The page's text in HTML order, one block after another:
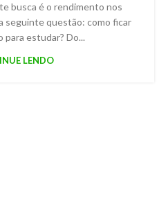
busca é o rendimento nos
seguinte questão: como ficar
para estudar? Do...
LENDO